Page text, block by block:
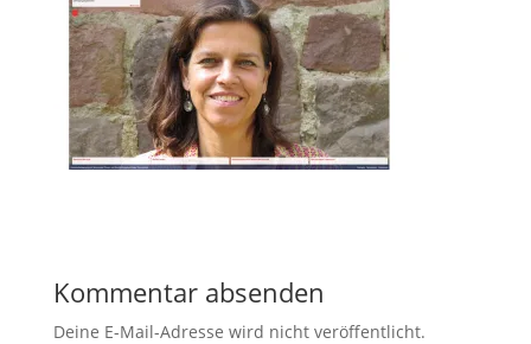
Kommentar absenden
Deine E-Mail-Adresse wird nicht veröffentlicht.